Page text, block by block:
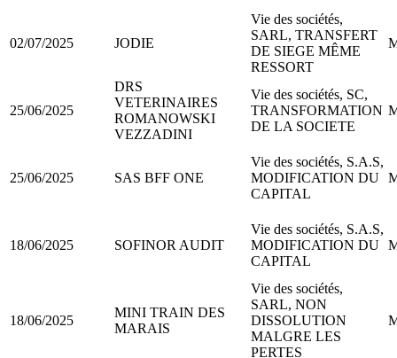
02/07/2025 JODIE
Vie des sociétés,
SARL, TRANSFERT
DE SIEGE MÊME
RESSORT
25/06/2025
DRS
VETERINAIRES
ROMANOWSKI
VEZZADINI
Vie des sociétés, SC,
TRANSFORMATION
DE LA SOCIETE
25/06/2025 SAS BFF ONE
Vie des sociétés, S.A.S,
MODIFICATION DU
CAPITAL
18/06/2025 SOFINOR AUDIT
Vie des sociétés, S.A.S,
MODIFICATION DU
CAPITAL
18/06/2025
MINI TRAIN DES
MARAIS
Vie des sociétés,
SARL, NON
DISSOLUTION
MALGRE LES
PERTES